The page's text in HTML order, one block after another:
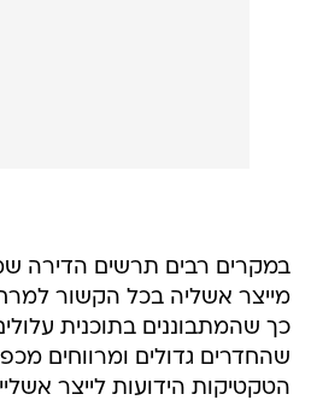
במקרים רבים תרשים הדירה
מייצר אשליה בכל הקשור
כך שהמתבוננים בתוכנית
שהחדרים גדולים ומרווחים
הטקטיקות הידועות לייצר